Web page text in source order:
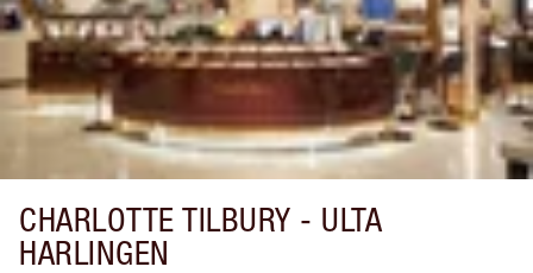
CHARLOTTE TILBURY - ULTA
HARLINGEN